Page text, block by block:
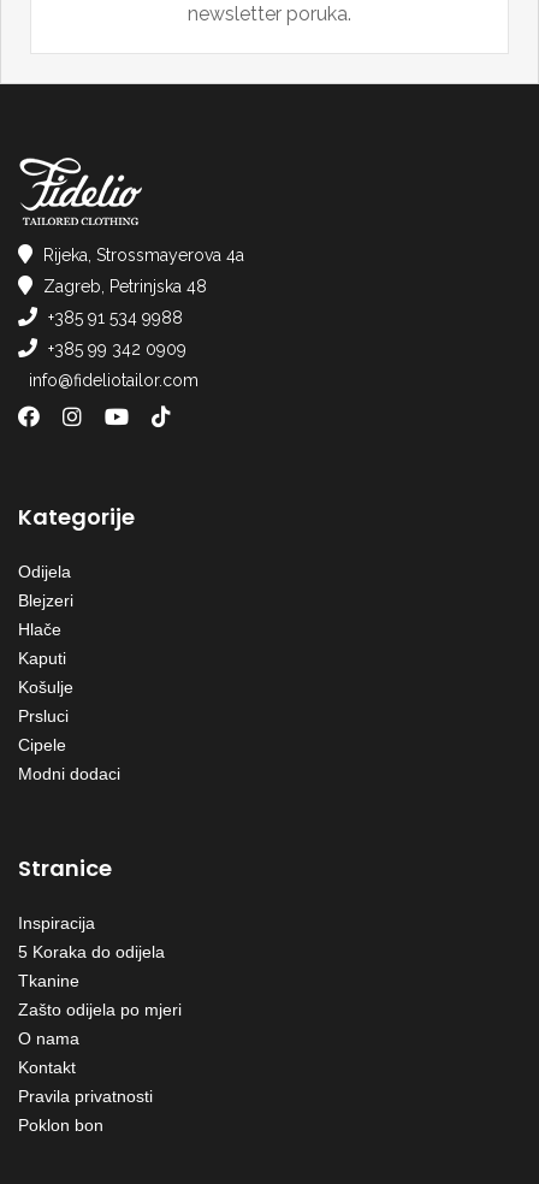
newsletter poruka.
Rijeka, Strossmayerova 4a
Zagreb, Petrinjska 48
+385 91 534 9988
+385 99 342 0909
info@fideliotailor.com
Kategorije
Odijela
Blejzeri
Hlače
Kaputi
Košulje
Prsluci
Cipele
Modni dodaci
Stranice
Inspiracija
5 Koraka do odijela
Tkanine
Zašto odijela po mjeri
O nama
Kontakt
Pravila privatnosti
Poklon bon